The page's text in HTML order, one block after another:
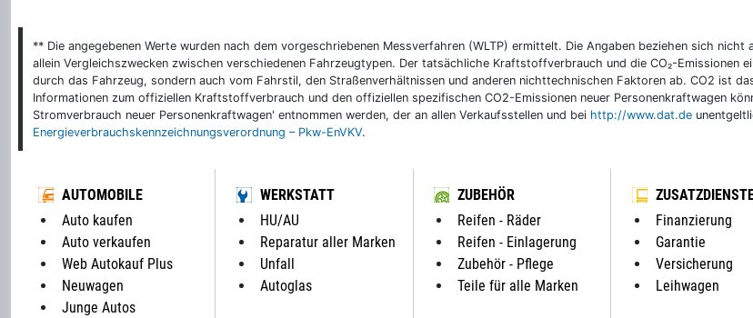
** Die angegebenen Werte wurden nach dem vorgeschriebenen Messverfahren (WLTP) ermittelt. Die Angaben beziehen sich
allein Vergleichszwecken zwischen verschiedenen Fahrzeugtypen. Der tatsächliche Kraftstoffverbrauch und die CO₂-
durch das Fahrzeug, sondern auch vom Fahrstil, den Straßenverhältnissen und anderen nichttechnischen Faktoren ab. CO2 ist
Informationen zum offiziellen Kraftstoffverbrauch und den offiziellen spezifischen CO2-Emissionen neuer Personenkraftwagen
Stromverbrauch neuer Personenkraftwagen' entnommen werden, der an allen Verkaufsstellen und bei http://www.dat.de
Energieverbrauchskennzeichnungsverordnung – Pkw-EnVKV.
AUTOMOBILE
Auto kaufen
Auto verkaufen
Web Autokauf Plus
Neuwagen
Junge Autos
WERKSTATT
HU/AU
Reparatur aller Marken
Unfall
Autoglas
ZUBEHÖR
Reifen - Räder
Reifen - Einlagerung
Zubehör - Pflege
Teile für alle Marken
Finanzierung
Garantie
Versicherung
Leihwagen